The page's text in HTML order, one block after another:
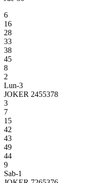
6
16
28
33
38
45
8
2
Lun-3
JOKER 2455378
3
7
15
42
43
49
44
9
Sab-1